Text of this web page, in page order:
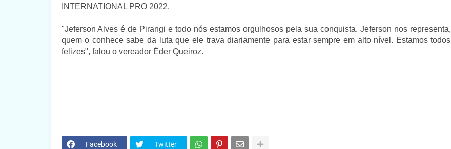
INTERNATIONAL PRO 2022.
"Jeferson Alves é de Pirangi e todo nós estamos orgulhosos pela sua conquista. Jeferson nos representa,
quem o conhece sabe da luta que ele trava diariamente para estar sempre em alto nível. Estamos todos
felizes", falou o vereador Éder Queiroz.
Facebook Twitter